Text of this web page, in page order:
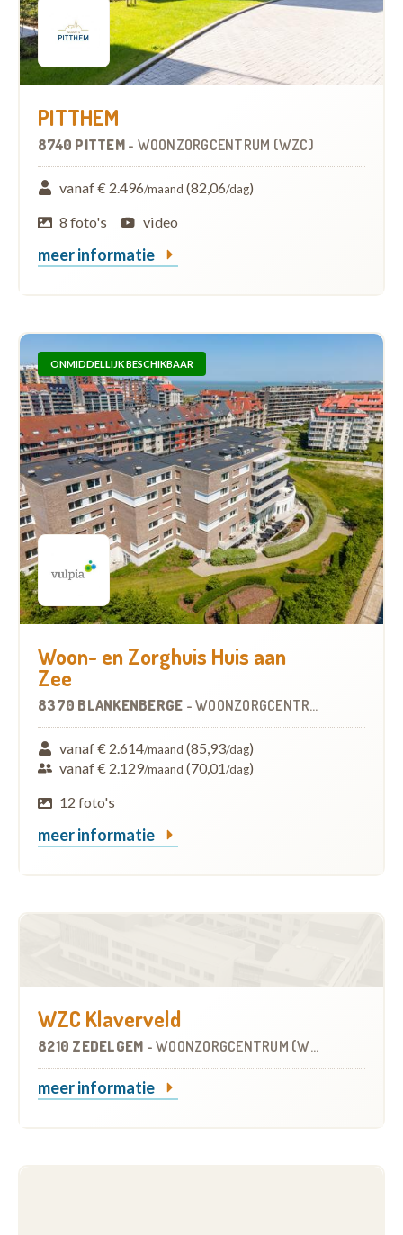
PITTHEM
8740 PITTEM - WOONZORGCENTRUM (WZC)
vanaf € 2.496/maand (82,06/dag)
8 foto's
video
meer informatie
ONMIDDELLIJK BESCHIKBAAR
Woon- en Zorghuis Huis aan
Zee
8370 BLANKENBERGE - WOONZORGCENTRUM (WZC)
vanaf € 2.614/maand (85,93/dag)
vanaf € 2.129/maand (70,01/dag)
12 foto's
meer informatie
WZC Klaverveld
8210 ZEDELGEM - WOONZORGCENTRUM (WZC)
meer informatie